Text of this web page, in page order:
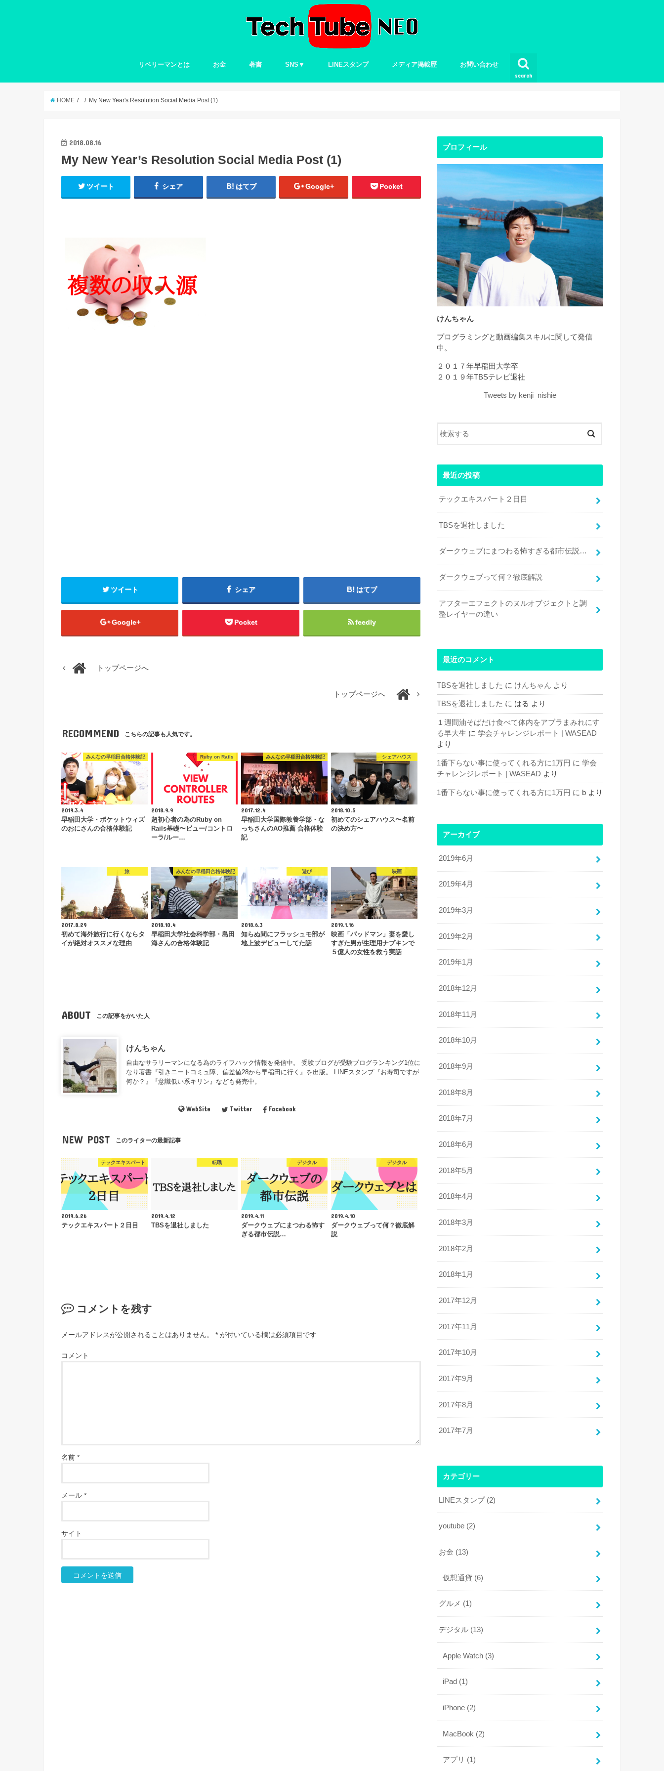
search
リベリーマンとは お金 著書 SNS▼
Twitter
LINEスタンプ メディア掲載歴 お問い合わせ
HOME My New Year's Resolution Social Media Post (1)
2018.08.16
My New Year’s Resolution Social Media Post (1)
ツイート シェア はてブ Google+ Pocket
ツイート シェア はてブ
Google+ Pocket feedly
トップページへ
トップページへ
RECOMMEND こちらの記事も人気です。
みんなの早稲田合格体験記
2019.3.4
早稲田大学・ポケットウィズ
のおにさんの合格体験記
Ruby on Rails
2018.9.9
超初心者の為のRuby on
Rails基礎〜ビュー/コントロ
ーラ/ルー…
みんなの早稲田合格体験記
2017.12.4
早稲田大学国際教養学部・な
っちさんのAO推薦 合格体験
記
シェアハウス
2018.10.5
初めてのシェアハウス〜名前
の決め方〜
旅
2017.8.29
初めて海外旅行に行くならタ
イが絶対オススメな理由
みんなの早稲田合格体験記
2018.10.4
早稲田大学社会科学部・島田
海さんの合格体験記
遊び
2018.6.3
知らぬ間にフラッシュモ部が
地上波デビューしてた話
映画
2019.1.16
映画「パッドマン」妻を愛し
すぎた男が生理用ナプキンで
５億人の女性を救う実話
ABOUT この記事をかいた人
けんちゃん
自由なサラリーマンになる為のライフハック情報を発信中。 受験ブログが受験ブログランキング1位に
なり著書『引きニートコミュ障、偏差値28から早稲田に行く』を出版。 LINEスタンプ『お寿司ですが
何か？』『意識低い系キリン』なども発売中。
WebSite Twitter Facebook
NEW POST このライターの最新記事
テックエキスパート
2019.6.26
テックエキスパート２日目
転職
2019.4.12
TBSを退社しました
デジタル
2019.4.11
ダークウェブにまつわる怖す
ぎる都市伝説…
デジタル
2019.4.10
ダークウェブって何？徹底解
説
コメントを残す
メールアドレスが公開されることはありません。 * が付いている欄は必須項目です
コメント
名前 *
メール *
サイト
プロフィール
けんちゃん
プログラミングと動画編集スキルに関して発信
中。
２０１７年早稲田大学卒
２０１９年TBSテレビ退社
Tweets by kenji_nishie
最近の投稿
テックエキスパート２日目
TBSを退社しました
ダークウェブにまつわる怖すぎる都市伝説…
ダークウェブって何？徹底解説
アフターエフェクトのヌルオブジェクトと調
整レイヤーの違い
最近のコメント
TBSを退社しました に けんちゃん より
TBSを退社しました に はる より
１週間油そばだけ食べて体内をアブラまみれにす
る早大生 に 学会チャレンジレポート | WASEAD
より
1番下らない事に使ってくれる方に1万円 に 学会
チャレンジレポート | WASEAD より
1番下らない事に使ってくれる方に1万円 に b より
アーカイブ
2019年6月
2019年4月
2019年3月
2019年2月
2019年1月
2018年12月
2018年11月
2018年10月
2018年9月
2018年8月
2018年7月
2018年6月
2018年5月
2018年4月
2018年3月
2018年2月
2018年1月
2017年12月
2017年11月
2017年10月
2017年9月
2017年8月
2017年7月
カテゴリー
LINEスタンプ (2)
youtube (2)
お金 (13)
仮想通貨 (6)
グルメ (1)
デジタル (13)
Apple Watch (3)
iPad (1)
iPhone (2)
MacBook (2)
アプリ (1)